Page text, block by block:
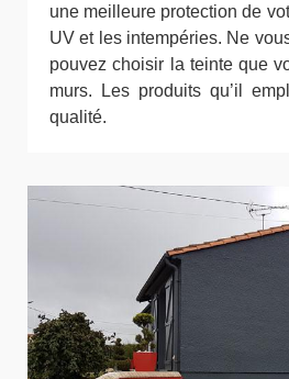
une meilleure protection de
UV et les intempéries. Ne
pouvez choisir la teinte que
murs. Les produits qu’il
qualité.